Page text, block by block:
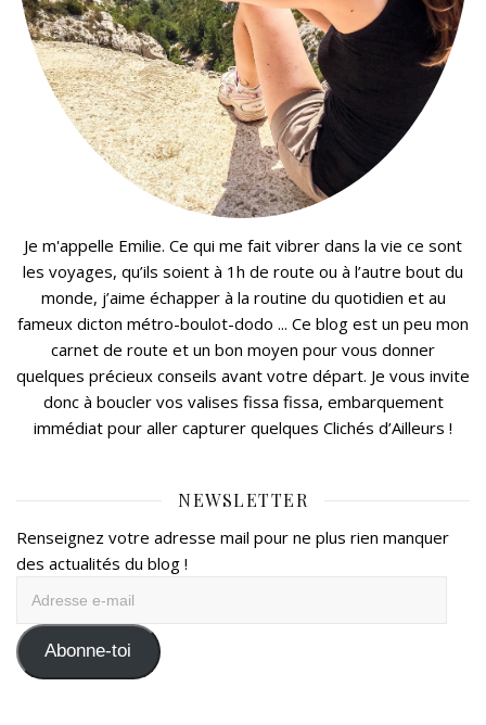
Je m'appelle Emilie. Ce qui me fait vibrer dans la vie ce sont
les voyages, qu’ils soient à 1h de route ou à l’autre bout du
monde, j’aime échapper à la routine du quotidien et au
fameux dicton métro-boulot-dodo ... Ce blog est un peu mon
carnet de route et un bon moyen pour vous donner
quelques précieux conseils avant votre départ. Je vous invite
donc à boucler vos valises fissa fissa, embarquement
immédiat pour aller capturer quelques Clichés d’Ailleurs !
NEWSLETTER
Renseignez votre adresse mail pour ne plus rien manquer
des actualités du blog !
mail Abonne-toi